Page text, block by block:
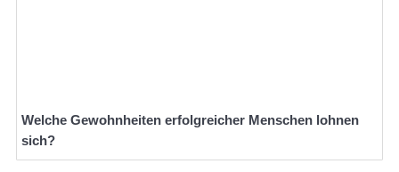
Welche Gewohnheiten erfolgreicher Menschen lohnen
sich?